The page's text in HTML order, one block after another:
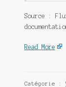
Source :
Read More
Catégorie :